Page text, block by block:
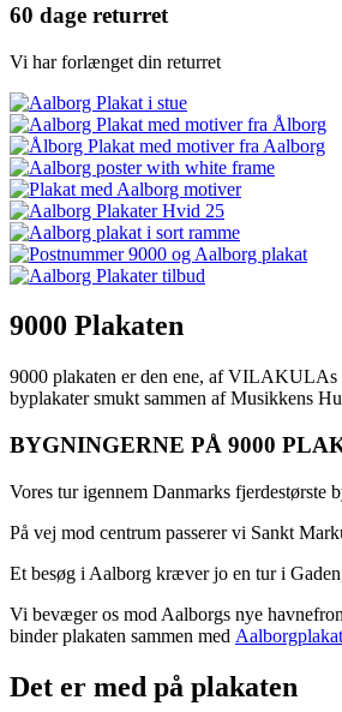
60 dage returret
Vi har forlænget din returret
9000 Plakaten
9000 plakaten er den ene, af VILAKULAs
byplakater smukt sammen af Musikkens
BYGNINGERNE PÅ 9000
Vores tur igennem Danmarks
På vej mod centrum passerer vi Sankt
Et besøg i Aalborg kræver jo en tur i
Vi bevæger os mod Aalborgs nye
binder plakaten sammen med
Det er med på plakaten